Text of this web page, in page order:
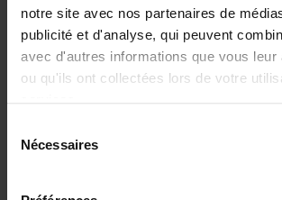
notre site avec nos partenaires de
publicité et d'analyse, qui peuvent
avec d'autres informations que vous leur
ou qu'ils ont collectées lors de votre
Nécessaires
€29,99
Digital